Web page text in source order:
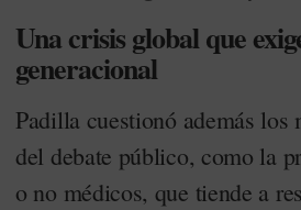
Una crisis global que
generacional
Padilla cuestionó además los
del debate público, como la
o no médicos, que tiende a